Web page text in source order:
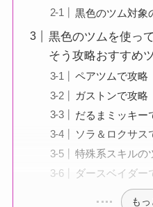
黒色のツム対象
黒色のツムを使っ
そう攻略おすすめ
ペアツムで攻略
ガストンで攻略
だるまミッキー
ソラ＆ロクサス
特殊系スキルの
ダースベイダー
も